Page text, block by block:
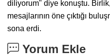
diliyorum" diye konuştu.
mesajlarının öne çıktığı
sona erdi.
Yorum Ekle